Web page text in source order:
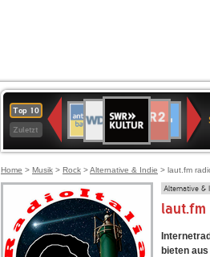
Top 10
Zuletzt
80er
90er
OLDIE
ANTENNE
SWR3
WDR
4
BR-
KLASSIK
Deutschlandfunk
Kultur
ANTENNE
BAYERN
2
Kultur2
Home > Musik > Rock >Alternative & Indie > laut.fm
Alternative &
bieten